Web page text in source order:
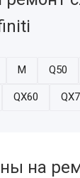
M Q50
QX60
на